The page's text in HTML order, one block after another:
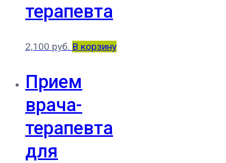
терапевта
2,100 руб. В корзину
Прием
врача-
терапевта
для